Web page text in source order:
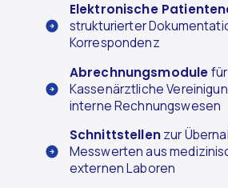
Elektronische
strukturierter
Korrespondenz
Abrechnungsmodule
Kassenärztliche
interne Rechnungswesen
Schnittstellenzur
Messwerten aus
externen Laboren